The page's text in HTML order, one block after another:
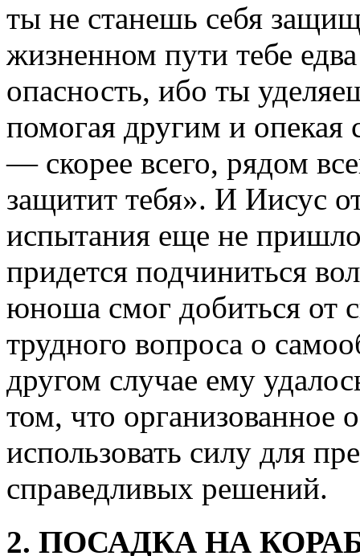
ты не станешь себя
жизненном пути тебе
опасность, ибо ты
помогая другим и опекая
— скорее всего, рядом
защитит тебя». И Иисус
испытания еще не
придется подчиниться
юноша смог добиться от
трудного вопроса о
другом случае ему
том, что организованное
использовать силу для
справедливых решений.
2. ПОСАДКА НА